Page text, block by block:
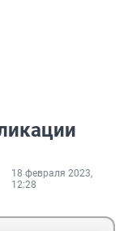
18 февраля 2023,
12:28